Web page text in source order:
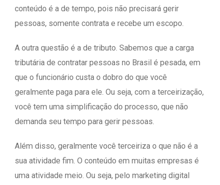
conteúdo é a de tempo, pois não precisará gerir
pessoas, somente contrata e recebe um escopo.
A outra questão é a de tributo. Sabemos que a carga
tributária de contratar pessoas no Brasil é pesada, em
que o funcionário custa o dobro do que você
geralmente paga para ele. Ou seja, com a terceirização,
você tem uma simplificação do processo, que não
demanda seu tempo para gerir pessoas.
Além disso, geralmente você terceiriza o que não é a
sua atividade fim. O conteúdo em muitas empresas é
uma atividade meio. Ou seja, pelo marketing digital